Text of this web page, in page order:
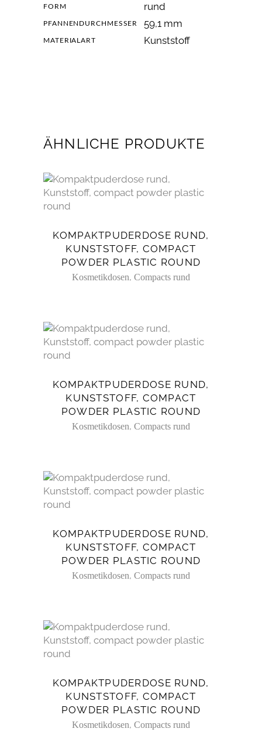
FORM rund
PFANNENDURCHMESSER 59,1 mm
MATERIALART Kunststoff
ÄHNLICHE PRODUKTE
KOMPAKTPUDERDOSE RUND,
KUNSTSTOFF, COMPACT
POWDER PLASTIC ROUND
Kosmetikdosen, Compacts rund
KOMPAKTPUDERDOSE RUND,
KUNSTSTOFF, COMPACT
POWDER PLASTIC ROUND
Kosmetikdosen, Compacts rund
KOMPAKTPUDERDOSE RUND,
KUNSTSTOFF, COMPACT
POWDER PLASTIC ROUND
Kosmetikdosen, Compacts rund
KOMPAKTPUDERDOSE RUND,
KUNSTSTOFF, COMPACT
POWDER PLASTIC ROUND
Kosmetikdosen, Compacts rund